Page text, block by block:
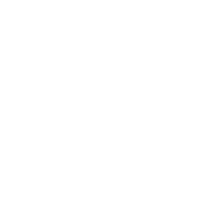
hazır olunuz. Geç
ve çıkış sağlanabilir.
Bu durum tüm markalarda
ürün talep edilebilir, ek
şartlarında organizatör
İptal edilmesi
tarihte geçerliliğini